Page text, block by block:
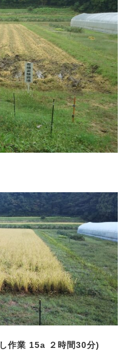
作業 15a ２時間30分)